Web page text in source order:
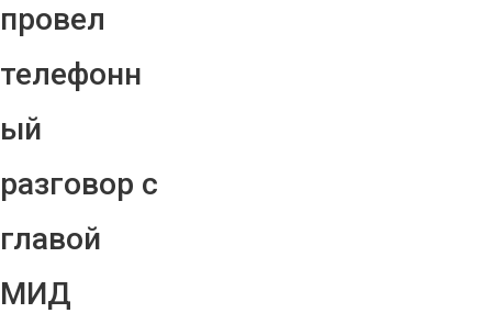
провел
телефонн
ый
разговор с
главой
МИД